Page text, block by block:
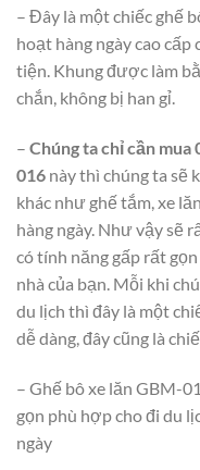
– Đây là một chiếc ghế
hoạt hàng ngày cao
tiện. Khung được làm
chắn, không bị han gỉ.
– Chúng ta chỉ cần mua
016 này thì chúng ta sẽ
khác như ghế tắm, xe
hàng ngày. Như vậy sẽ
có tính năng gấp rất
nhà của bạn. Mỗi khi
du lịch thì đây là một
dễ dàng, đây cũng là
– Ghế bô xe lăn GBM-
gọn phù hợp cho đi du
ngày